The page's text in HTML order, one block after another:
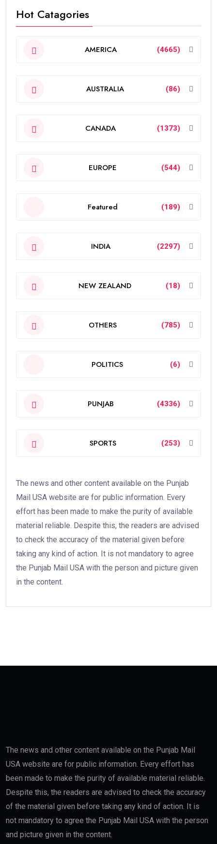
Hot Catagories
AMERICA (4665)
AUSTRALIA (86)
CANADA (1373)
EUROPE (544)
Featured (189)
INDIA (2297)
NEW ZEALAND (18)
OTHERS (785)
POLITICS (6)
PUNJAB (4336)
SPORTS (253)
The news and other content available on the Punjab
Mail USA website are for public information. Every
effort has been made to make the purity of available
material reliable. Despite this, the readers are advised
to check the accuracy of the material given before
taking any kind of action. It is not mandatory to agree
the Punjab Mail USA with the person and picture given
in the content.
The news and other content available on the Punjab Mail
USA website are for public information. Every effort has
been made to make the purity of available material reliable.
Despite this, the readers are advised to check the accuracy
of the material given before taking any kind of action. It is
not mandatory to agree the Punjab Mail USA with the person
and picture given in the content.